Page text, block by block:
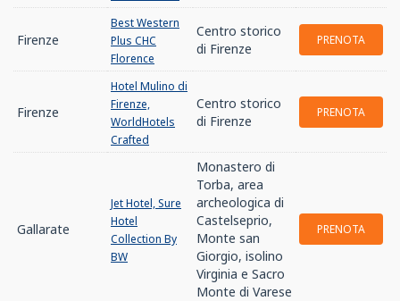
Firenze
Best Western
Plus CHC
Florence
Centro storico
di Firenze
PRENOTA
Firenze
Hotel Mulino di
Firenze,
WorldHotels
Crafted
Centro storico
di Firenze
PRENOTA
Gallarate
Jet Hotel, Sure
Hotel
Collection By
BW
Monastero di
Torba, area
archeologica di
Castelseprio,
Monte san
Giorgio, isolino
Virginia e Sacro
Monte di Varese
PRENOTA